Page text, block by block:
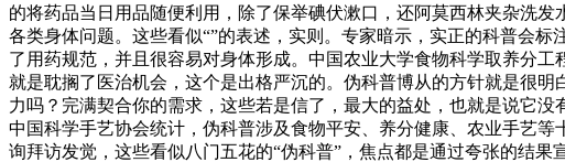
的将药品当日用品随便利用，除了保举碘伏漱口，还阿莫西林夹杂洗
各类身体问题。这些看似“”的表述，实则。专家暗示，实正的科普会
了用药规范，并且很容易对身体形成。中国农业大学食物科学取养分
就是耽搁了医治机会，这个是出格严沉的。伪科普博从的方针就是很
力吗？完满契合你的需求，这些若是信了，最大的益处，也就是说它
中国科学手艺协会统计，伪科普涉及食物平安、养分健康、农业手艺
询拜访发觉，这些看似八门五花的“伪科普”，焦点都是通过夸张的结